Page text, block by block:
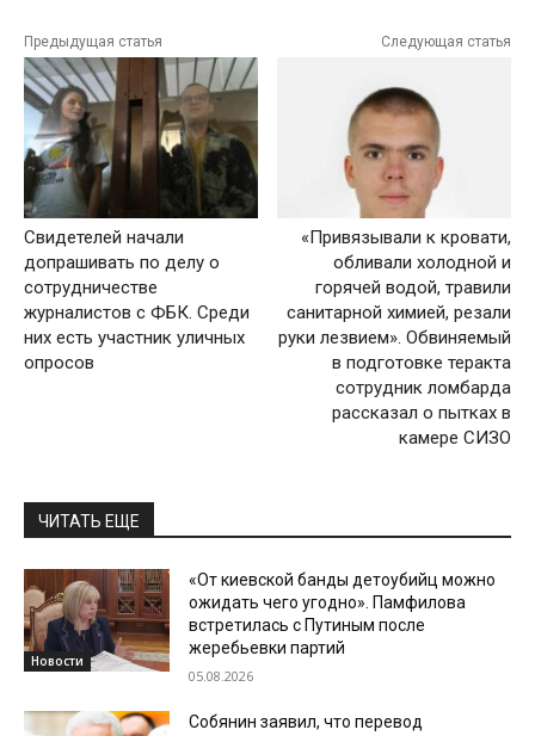
Предыдущая статья
Свидетелей начали
допрашивать по делу о
сотрудничестве
журналистов с ФБК. Среди
них есть участник уличных
опросов
Следующая статья
«Привязывали к кровати,
обливали холодной и
горячей водой, травили
санитарной химией, резали
руки лезвием». Обвиняемый
в подготовке теракта
сотрудник ломбарда
рассказал о пытках в
камере СИЗО
ЧИТАТЬ ЕЩЕ
Новости
«От киевской банды детоубийц можно
ожидать чего угодно». Памфилова
встретилась с Путиным после
жеребьевки партий
05.08.2026
Собянин заявил, что перевод